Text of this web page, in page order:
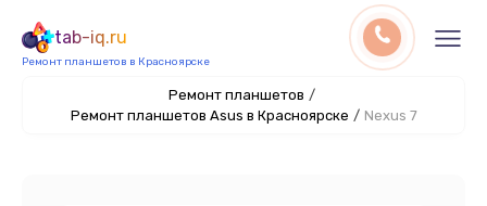
tab-iq.ru
Ремонт планшетов в Красноярске
Ремонт планшетов /
Ремонт планшетов Asus в Красноярске / Nexus 7